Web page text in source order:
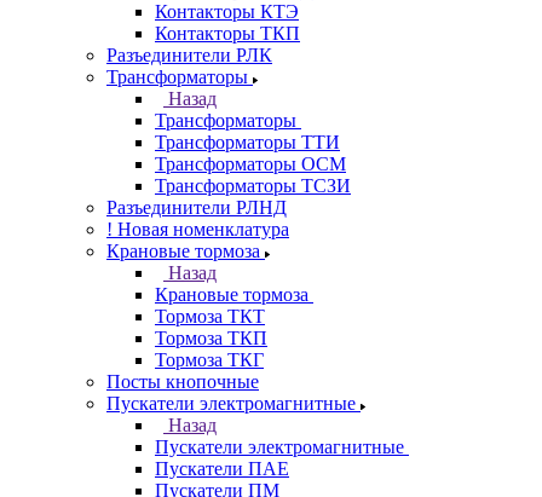
Контакторы КТЭ
Контакторы ТКП
Разъединители РЛК
Трансформаторы
Назад
Трансформаторы
Трансформаторы ТТИ
Трансформаторы ОСМ
Трансформаторы ТСЗИ
Разъединители РЛНД
! Новая номенклатура
Крановые тормоза
Назад
Крановые тормоза
Тормоза ТКТ
Тормоза ТКП
Тормоза ТКГ
Посты кнопочные
Пускатели электромагнитные
Назад
Пускатели электромагнитные
Пускатели ПАЕ
Пускатели ПМ